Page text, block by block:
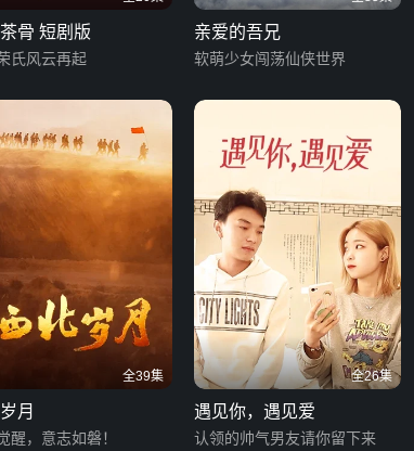
骨 短剧版
氏风云再起
亲爱的吾兄
软萌少女闯荡仙侠世界
全39集
月
醒，意志如磐！
全26集
遇见你，遇见爱
认领的帅气男友请你留下来